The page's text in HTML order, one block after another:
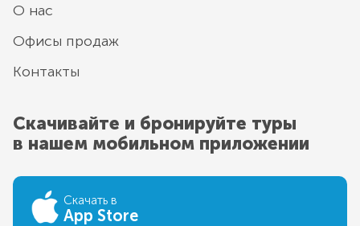
О нас
Офисы продаж
Контакты
Скачивайте и бронируйте туры
в нашем мобильном приложении
Скачать в
App Store